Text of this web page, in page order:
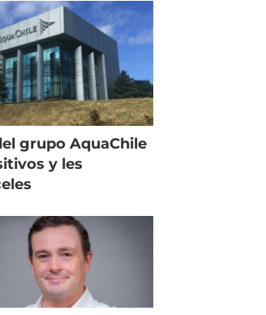
grupo AquaChile
y les